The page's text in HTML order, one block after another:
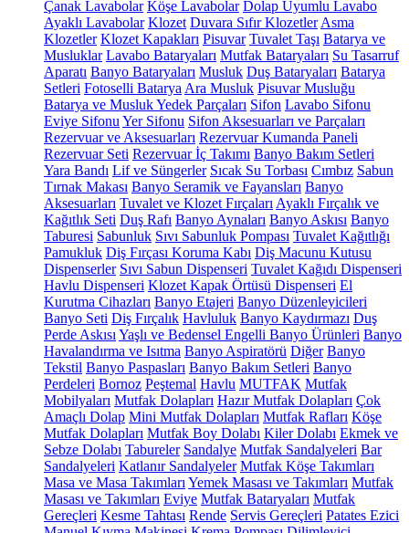
Çanak Lavabolar Köşe Lavabolar Dolap Uyumlu Lavabo
Ayaklı Lavabolar Klozet Duvara Sıfır Klozetler Asma
Klozetler Klozet Kapakları Pisuvar Tuvalet Taşı Batarya ve
Musluklar Lavabo Bataryaları Mutfak Bataryaları Su Tasarruf
Aparatı Banyo Bataryaları Musluk Duş Bataryaları Batarya
Setleri Fotoselli Batarya Ara Musluk Pisuvar Musluğu
Batarya ve Musluk Yedek Parçaları Sifon Lavabo Sifonu
Eviye Sifonu Yer Sifonu Sifon Aksesuarları ve Parçaları
Rezervuar ve Aksesuarları Rezervuar Kumanda Paneli
Rezervuar Seti Rezervuar İç Takımı Banyo Bakım Setleri
Yara Bandı Lif ve Süngerler Sıcak Su Torbası Cımbız Sabun
Tırnak Makası Banyo Seramik ve Fayansları Banyo
Aksesuarları Tuvalet ve Klozet Fırçaları Ayaklı Fırçalık ve
Kağıtlık Seti Duş Rafı Banyo Aynaları Banyo Askısı Banyo
Taburesi Sabunluk Sıvı Sabunluk Pompası Tuvalet Kağıtlığı
Pamukluk Diş Fırçası Koruma Kabı Diş Macunu Kutusu
Dispenserler Sıvı Sabun Dispenseri Tuvalet Kağıdı Dispenseri
Havlu Dispenseri Klozet Kapak Örtüsü Dispenseri El
Kurutma Cihazları Banyo Etajeri Banyo Düzenleyicileri
Banyo Seti Diş Fırçalık Havluluk Banyo Kaydırmazı Duş
Perde Askısı Yaşlı ve Bedensel Engelli Banyo Ürünleri Banyo
Havalandırma ve Isıtma Banyo Aspiratörü Diğer Banyo
Tekstil Banyo Paspasları Banyo Bakım Setleri Banyo
Perdeleri Bornoz Peştemal Havlu MUTFAK Mutfak
Mobilyaları Mutfak Dolapları Hazır Mutfak Dolapları Çok
Amaçlı Dolap Mini Mutfak Dolapları Mutfak Rafları Köşe
Mutfak Dolapları Mutfak Boy Dolabı Kiler Dolabı Ekmek ve
Sebze Dolabı Tabureler Sandalye Mutfak Sandalyeleri Bar
Sandalyeleri Katlanır Sandalyeler Mutfak Köşe Takımları
Masa ve Masa Takımları Yemek Masası ve Takımları Mutfak
Masası ve Takımları Eviye Mutfak Bataryaları Mutfak
Gereçleri Kesme Tahtası Rende Servis Gereçleri Patates Ezici